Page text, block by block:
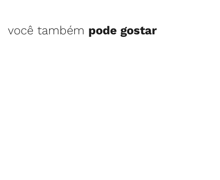
você também pode gostar